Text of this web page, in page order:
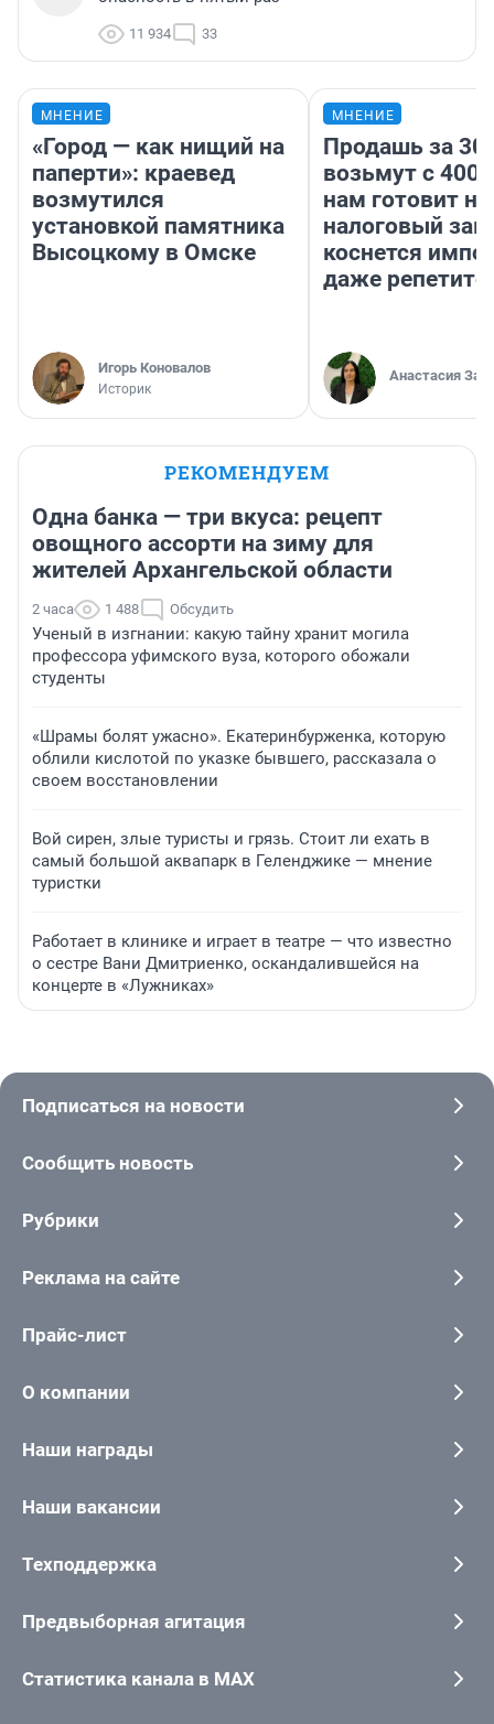
11 934 33
МНЕНИЕ
«Город — как нищий на
паперти»: краевед
возмутился
установкой памятника
Высоцкому в Омске
Игорь Коновалов
Историк
МНЕНИЕ
Продашь за
возьмут с
нам готовит
налоговый
коснется
даже
Анастасия
РЕКОМЕНДУЕМ
Одна банка — три вкуса: рецепт
овощного ассорти на зиму для
жителей Архангельской области
2 часа 1 488 Обсудить
Ученый в изгнании: какую тайну хранит могила
профессора уфимского вуза, которого обожали
студенты
«Шрамы болят ужасно». Екатеринбурженка, которую
облили кислотой по указке бывшего, рассказала о
своем восстановлении
Вой сирен, злые туристы и грязь. Стоит ли ехать в
самый большой аквапарк в Геленджике — мнение
туристки
Работает в клинике и играет в театре — что известно
о сестре Вани Дмитриенко, оскандалившейся на
концерте в «Лужниках»
Подписаться на новости
Сообщить новость
Рубрики
Реклама на сайте
Прайс-лист
О компании
Наши награды
Наши вакансии
Техподдержка
Предвыборная агитация
Статистика канала в MAX